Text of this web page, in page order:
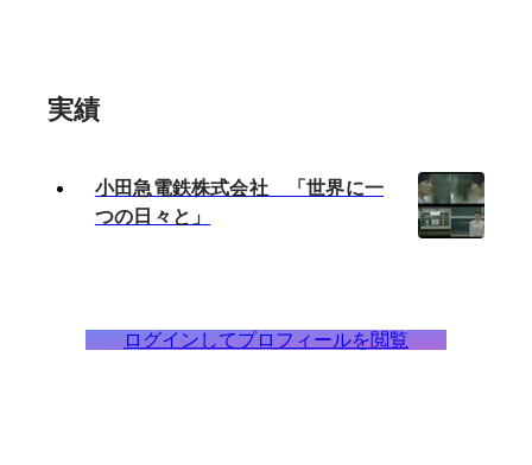
実績
小田急電鉄株式会社 「世界に一
つの日々と」
ログインしてプロフィールを閲覧